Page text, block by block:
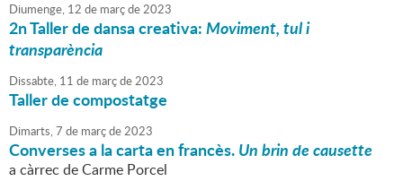
Diumenge, 12 de marçde2023
2n Taller de dansa creativa:Moviment, tul i
transparència
Dissabte, 11 de marçde2023
Taller de compostatge
Dimarts,7 de marçde2023
Converses a la carta en francès.Un brin de causette
a càrrec de Carme Porcel